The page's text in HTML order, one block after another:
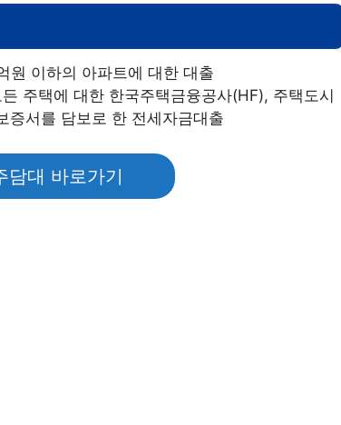
원 이하의 아파트에 대한 대출
주택에 대한 한국주택금융공사(HF), 주택도시
증서를 담보로 한 전세자금대출
담대 바로가기